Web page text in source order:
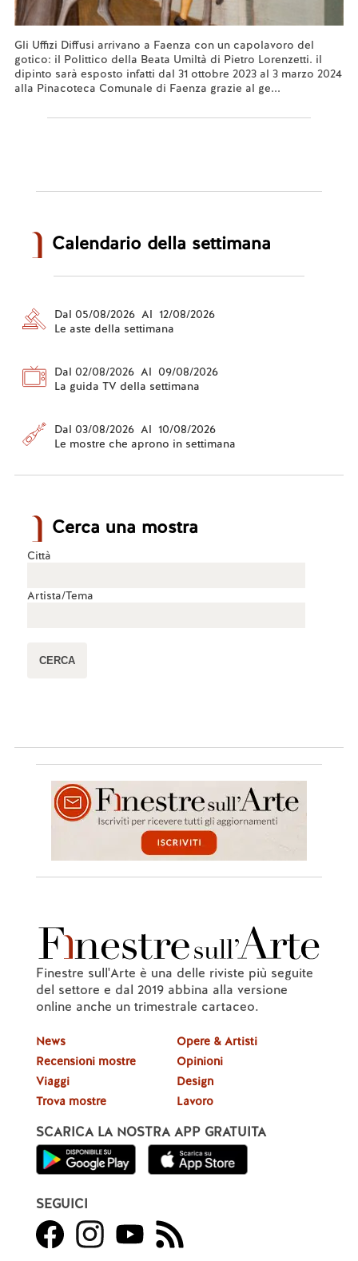
Gli Uffizi Diffusi arrivano a Faenza con un capolavoro del
gotico: il Polittico della Beata Umiltà di Pietro Lorenzetti. il
dipinto sarà esposto infatti dal 31 ottobre 2023 al 3 marzo 2024
alla Pinacoteca Comunale di Faenza grazie al ge...
Calendario della settimana
Dal 05/08/2026 Al 12/08/2026
Le aste della settimana
Dal 02/08/2026 Al 09/08/2026
La guida TV della settimana
Dal 03/08/2026 Al 10/08/2026
Le mostre che aprono in settimana
Cerca una mostra
Città
Artista/Tema
Finestre sull'Arte è una delle riviste più seguite
del settore e dal 2019 abbina alla versione
online anche un trimestrale cartaceo.
News
Recensioni mostre
Viaggi
Trova mostre
Opere & Artisti
Opinioni
Design
Lavoro
SCARICA LA NOSTRA APP GRATUITA
SEGUICI